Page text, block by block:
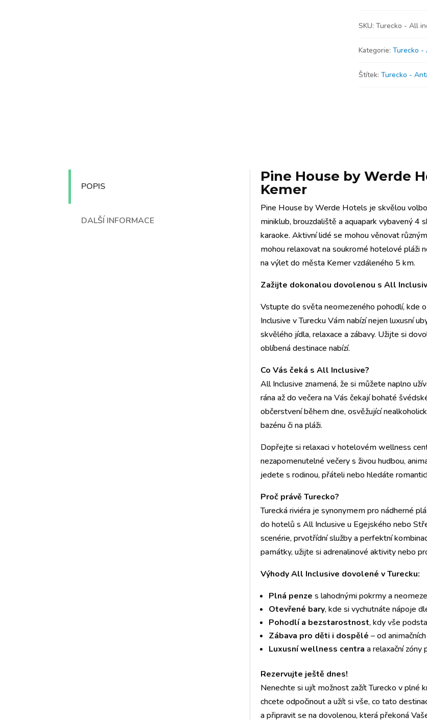
SKU: Turecko - All
Kategorie: Turecko -
Štítek: Turecko -
POPIS
DALŠÍ INFORMACE
Pine House by Werde
Kemer
Pine House by Werde Hotels je skvělou
miniklub, brouzdaliště a aquapark vybavený 4
karaoke. Aktivní lidé se mohou věnovat
mohou relaxovat na soukromé hotelové pláži
na výlet do města Kemer vzdáleného 5 km.
Zažijte dokonalou dovolenou s All
Vstupte do světa neomezeného pohodlí, kde
Inclusive v Turecku Vám nabízí nejen luxusní
skvělého jídla, relaxace a zábavy. Užijte si
oblíbená destinace nabízí.
Co Vás čeká s All Inclusive?
All Inclusive znamená, že si můžete naplno
rána až do večera na Vás čekají bohaté
občerstvení během dne, osvěžující
bazénu či na pláži.
Dopřejte si relaxaci v hotelovém wellness
nezapomenutelné večery s živou hudbou,
jedete s rodinou, přáteli nebo hledáte
Proč právě Turecko?
Turecká riviéra je synonymem pro nádherné
do hotelů s All Inclusive u Egejského nebo
scenérie, prvotřídní služby a perfektní
památky, užijte si adrenalinové aktivity nebo
Výhody All Inclusive dovolené v Turecku:
Plná penze s lahodnými pokrmy a
Otevřené bary, kde si vychutnáte nápoje
Pohodlí a bezstarostnost, kdy vše
Zábava pro děti i dospělé – od
Luxusní wellness centra a relaxační zóny
Rezervujte ještě dnes!
Nenechte si ujít možnost zažít Turecko v plné
chcete odpočinout a užít si vše, co tato
a připravit se na dovolenou, která překoná